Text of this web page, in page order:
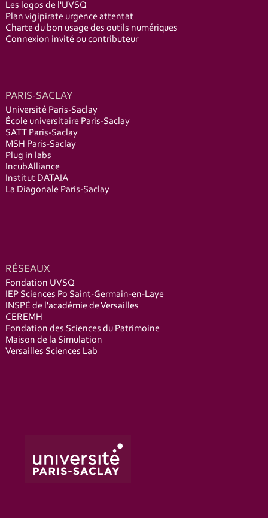
Les logos de l'UVSQ
Plan vigipirate urgence attentat
Charte du bon usage des outils numériques
Connexion invité ou contributeur
PARIS-SACLAY
Université Paris-Saclay
École universitaire Paris-Saclay
SATT Paris-Saclay
MSH Paris-Saclay
Plug in labs
IncubAlliance
Institut DATAIA
La Diagonale Paris-Saclay
RÉSEAUX
Fondation UVSQ
IEP Sciences Po Saint-Germain-en-Laye
INSPÉ de l'académie de Versailles
CEREMH
Fondation des Sciences du Patrimoine
Maison de la Simulation
Versailles Sciences Lab